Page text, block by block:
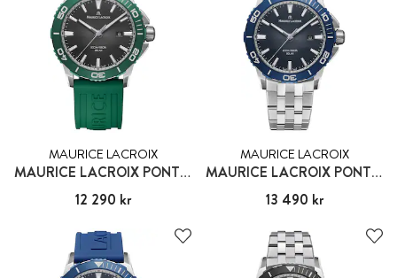
MAURICE LACROIX
MAURICE LACROIX PONTOS
Pris: 12 290 kr
12 290 kr
MAURICE LACROIX
MAURICE LACROIX PONTOS
Pris: 13 490 kr
13 490 kr